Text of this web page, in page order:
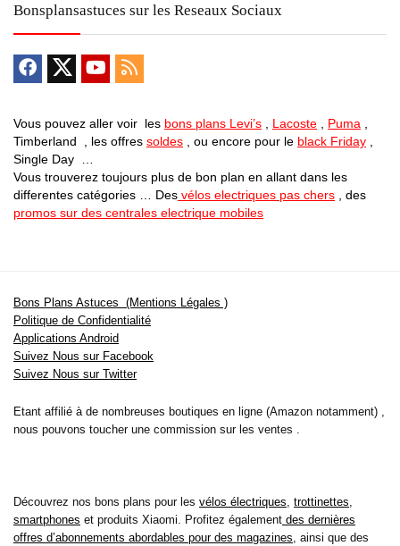
Bonsplansastuces sur les Reseaux Sociaux
Vous pouvez aller voir les bons plans Levi’s Lacoste Puma
Timberland , les offres soldes , ou encore pour le black Friday
Single Day …
Vous trouverez toujours plus de bon plan en allant dans les
differentes catégories … Des vélos electriques pas chers , des
promos sur des centrales electrique mobiles
Bons Plans Astuces (Mentions Légales )
Politique de Confidentialité
Applications Android
Suivez Nous sur Facebook
Suivez Nous sur Twitter
Etant affilié à de nombreuses boutiques en ligne (Amazon notamment) ,
nous pouvons toucher une commission sur les ventes .
Découvrez nos bons plans pour les vélos électriques trottinettes
smartphones et produits Xiaomi. Profitez également des dernières
offres d’abonnements abordables pour des magazines , ainsi que des